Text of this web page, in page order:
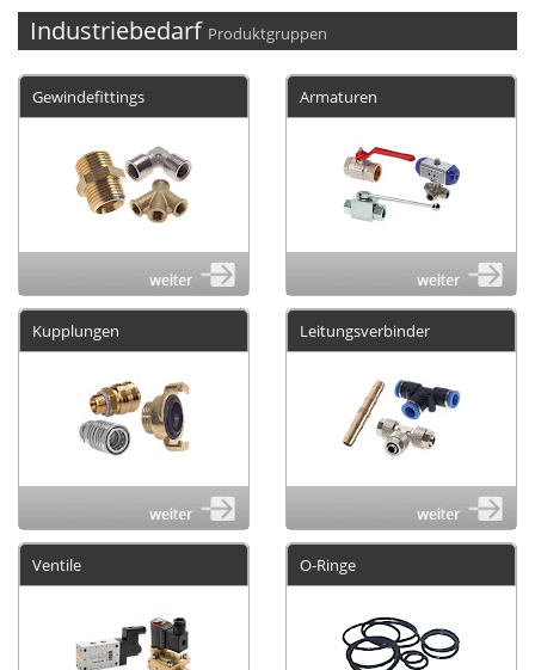
Industriebedarf Produktgruppen
Gewindefittings Armaturen
Kupplungen Leitungsverbinder
Ventile O-Ringe